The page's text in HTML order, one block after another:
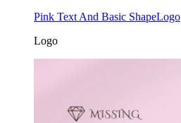
Pink Text And Basic ShapeLogo
Logo